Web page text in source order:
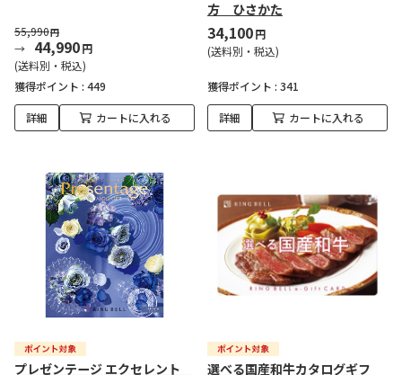
55,990円
44,990円
(送料別・税込)
獲得ポイント : 449
詳細 カートに入れる
方 ひさかた
34,100円
(送料別・税込)
獲得ポイント : 341
詳細 カートに入れる
プレゼンテージ エクセレント
選べる国産和牛カタログギフ